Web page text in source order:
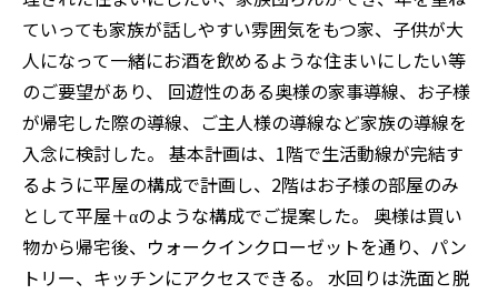
ていっても家族が話しやすい雰囲気をもつ家、子供が大
人になって一緒にお酒を飲めるような住まいにしたい等
のご要望があり、 回遊性のある奥様の家事導線、お子様
が帰宅した際の導線、ご主人様の導線など家族の導線を
入念に検討した。 基本計画は、1階で生活動線が完結す
るように平屋の構成で計画し、2階はお子様の部屋のみ
として平屋＋αのような構成でご提案した。 奥様は買い
物から帰宅後、ウォークインクローゼットを通り、パン
トリー、キッチンにアクセスできる。 水回りは洗面と脱